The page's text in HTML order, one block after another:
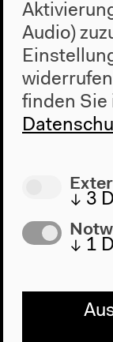
Recht
Manuela
Englische
Panel,
Mehr zum
Audio)
finden Sie
↓ 3
↓ 1